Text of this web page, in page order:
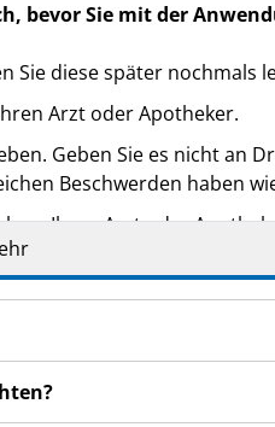
bevor Sie mit der
Sie diese später nochmals
Arzt oder Apotheker.
Geben Sie es nicht an
Beschwerden haben
an Ihren Arzt oder
sind. Siehe